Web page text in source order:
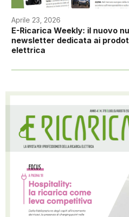
Aprile 23, 2026
E-Ricarica Weekly: il nuovo
newsletter dedicata ai
elettrica